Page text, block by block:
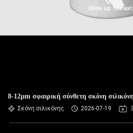
8-12μm σφαιρική σύνθετη σκόνη
Σκόνη σιλικόνης 2026-07-19